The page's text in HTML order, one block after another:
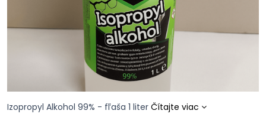
Izopropyl Alkohol 99% - fľaša 1 liter Čítajte viac